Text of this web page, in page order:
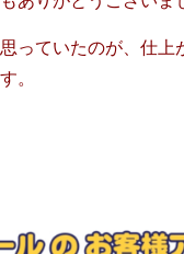
っていたのが、仕上
。